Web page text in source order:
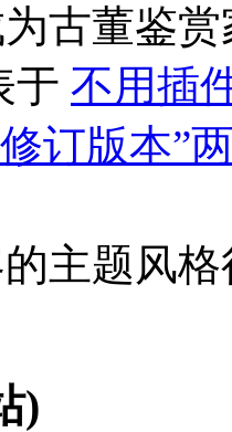
古董鉴
于 不用插
订版本”
主题风
)